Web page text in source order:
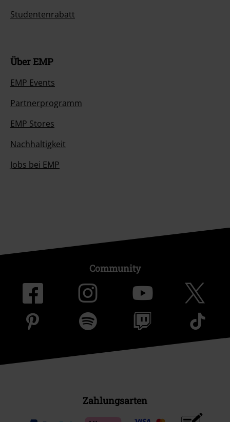
Studentenrabatt
Über EMP
EMP Events
Partnerprogramm
EMP Stores
Nachhaltigkeit
Jobs bei EMP
Community
Zahlungsarten